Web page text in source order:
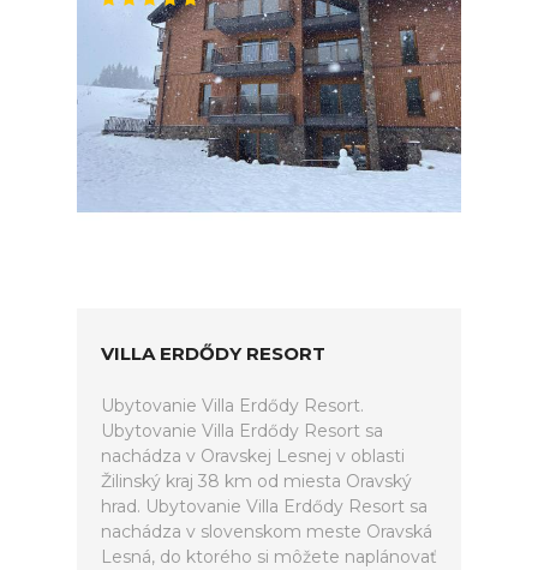
VILLA ERDŐDY RESORT
Ubytovanie Villa Erdődy Resort.
Ubytovanie Villa Erdődy Resort sa
nachádza v Oravskej Lesnej v oblasti
Žilinský kraj 38 km od miesta Oravský
hrad. Ubytovanie Villa Erdődy Resort sa
nachádza v slovenskom meste Oravská
Lesná, do ktorého si môžete naplánovať